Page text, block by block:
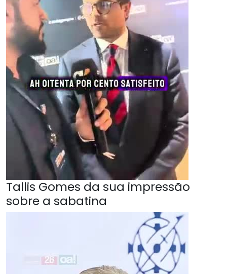
Tallis Gomes da sua impressão
sobre a sabatina